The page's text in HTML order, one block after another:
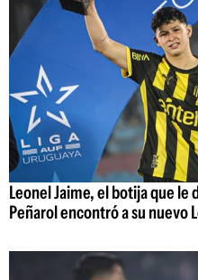
Leonel Jaime, el botija que le
Peñarol encontró a su nuevo